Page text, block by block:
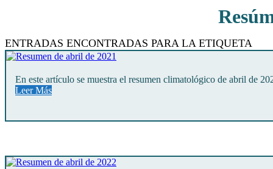
Topográficos
Vértices Geodésicos
ENTRADAS ENCONTRADAS PARA LA ETIQUETA
En este artículo se muestra el resumen climatológico de abril de
Leer Más